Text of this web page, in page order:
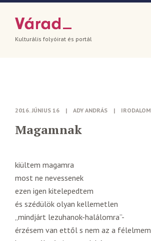
Kulturális folyóirat és portál
2016. JÚNIUS 16 | ADY ANDRÁS | IRODALOM
Magamnak
kiültem magamra
most ne nevessenek
ezen igen kitelepedtem
és szédülök olyan kellemetlen
„mindjárt lezuhanok-halálomra”-
érzésem van ettől s nem az a félelmem